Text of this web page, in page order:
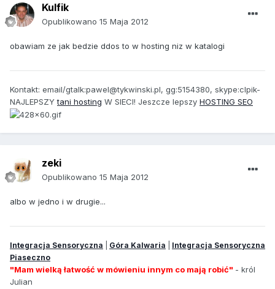
Kulfik
Opublikowano 15 Maja 2012
obawiam ze jak bedzie ddos to w hosting niz w katalogi
Kontakt: email/gtalk:pawel@tykwinski.pl, gg:5154380, skype:clpik-
NAJLEPSZYtani hosting W SIECI! Jeszcze lepszy HOSTING SEO
zeki
Opublikowano 15 Maja 2012
albo w jedno i w drugie...
Integracja Sensoryczna Góra Kalwaria
Integracja Sensoryczna
Piaseczno
"Mam wielką łatwość w mówieniu innym co mają robić" - król
Julian